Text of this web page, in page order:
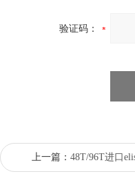
验证码：
上一篇： 48T/96T进口